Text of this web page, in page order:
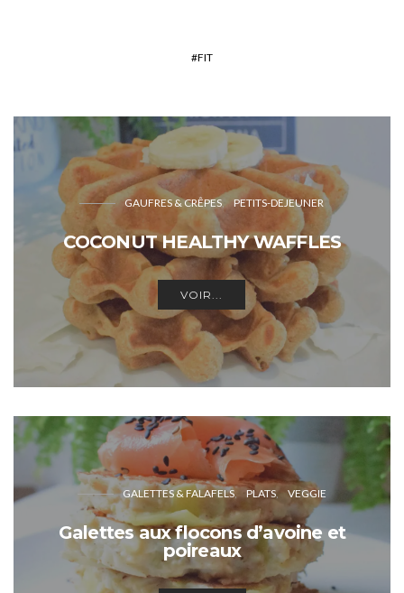
FIT
GAUFRES & CRÊPES PETITS-DEJEUNER
COCONUT HEALTHY WAFFLES
VOIR...
GALETTES & FALAFELS PLATS VEGGIE
Galettes aux flocons d’avoine et
poireaux